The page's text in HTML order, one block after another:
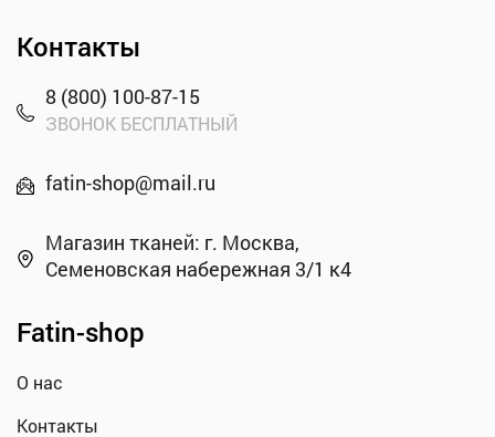
Контакты
8 (800) 100-87-15
ЗВОНОК БЕСПЛАТНЫЙ
fatin-shop@mail.ru
Магазин тканей: г. Москва,
Семеновская набережная 3/1 к4
Fatin-shop
О нас
Контакты